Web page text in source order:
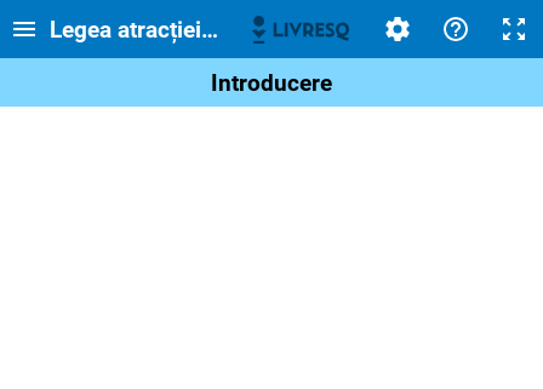
Legea atracției universale
Introducere